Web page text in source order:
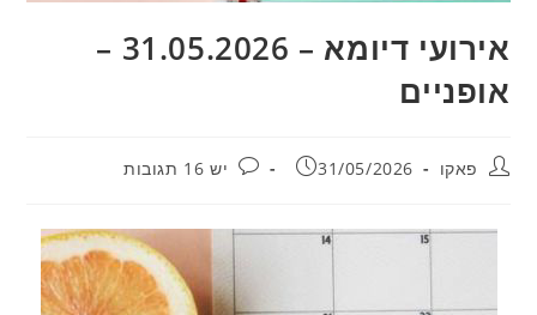
אירועי דיומא – 31.05.2026 –
אופניים
מחבר:פאקו פורסם:
31/05/2026 תגובות:
יש 16 תגובות